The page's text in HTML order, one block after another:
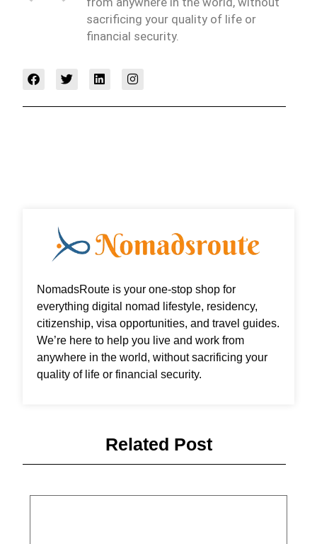
sacrificing your quality of life or
financial security.
F
a
e
T
w
t
L
i
k
I
n
t
NomadsRoute is your one-stop shop for
everything digital nomad lifestyle, residency,
citizenship, visa opportunities, and travel guides.
We’re here to help you live and work from
anywhere in the world, without sacrificing your
quality of life or financial security.
Related Post